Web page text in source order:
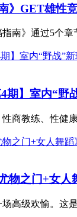
》GET雄性
南》通过5个
期】室内“
商教练、性健
物之门+女人
高级欢愉。这